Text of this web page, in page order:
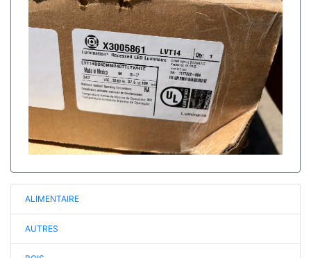
ALIMENTAIRE
AUTRES